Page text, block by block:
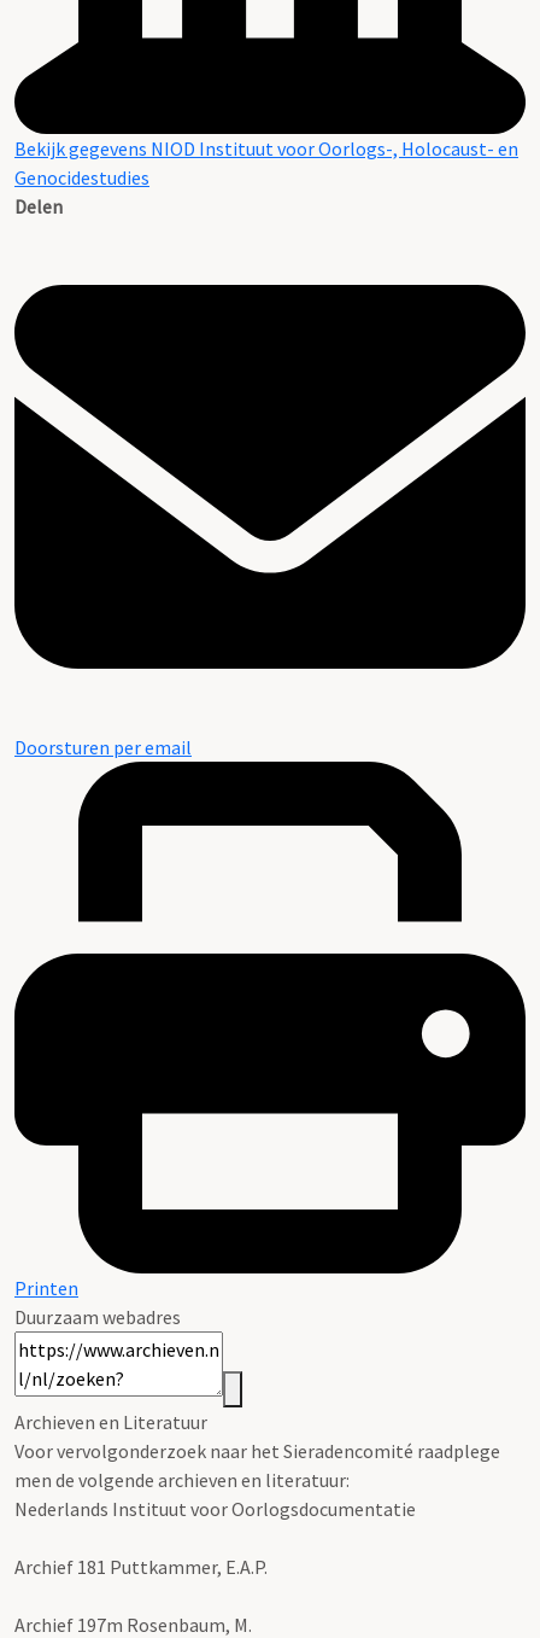
Bekijk gegevens NIOD Instituut voor Oorlogs-, Holocaust- en
Genocidestudies
Delen
Doorsturen per email
Printen
Duurzaam webadres
Archieven en Literatuur
Voor vervolgonderzoek naar het Sieradencomité raadplege
men de volgende archieven en literatuur:
Nederlands Instituut voor Oorlogsdocumentatie
Archief 181 Puttkammer, E.A.P.
Archief 197m Rosenbaum, M.